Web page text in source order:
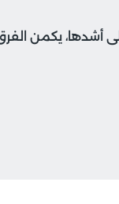
أشدها، يكمن